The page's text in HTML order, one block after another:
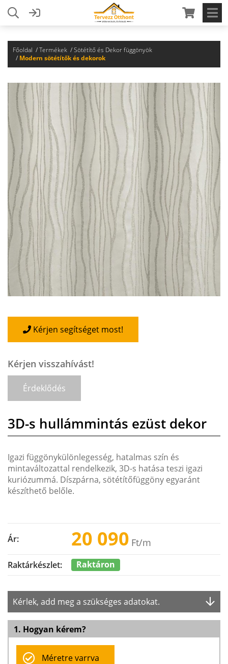
Főoldal Termékek
Sötétítő és Dekor függönyök
Modern sötétítők és dekorok
Kérjen segítséget most!
Kérjen visszahívást!
Érdeklődés
3D-s hullámmintás ezüst dekor
Igazi függönykülönlegesség, hatalmas szín és
mintaváltozattal rendelkezik, 3D-s hatása teszi igazi
kuriózummá. Díszpárna, sötétítőfüggöny egyaránt
készíthető belőle.
Ár: 20 090 Ft/m
Raktárkészlet: Raktáron
Kérlek, add meg a szükséges adatokat.
1. Hogyan kérem?
Méretre varrva